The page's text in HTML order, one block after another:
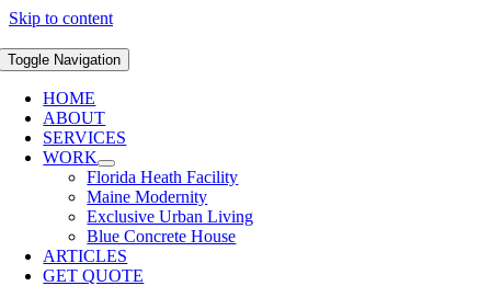
Skip to content
Toggle Navigation
HOME
ABOUT
SERVICES
WORK
Florida Heath Facility
Maine Modernity
Exclusive Urban Living
Blue Concrete House
ARTICLES
GET QUOTE